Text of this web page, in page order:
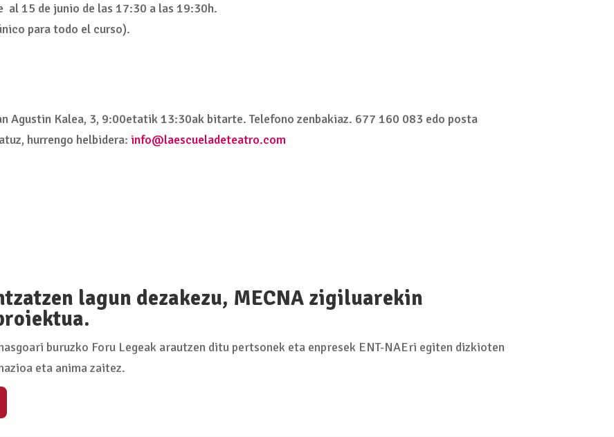
al 15 de junio de las 17:30 a las 19:30h.
para todo el curso).
Agustin Kalea, 3, 9:00etatik 13:30ak bitarte. Telefono zenbakiaz. 677 160 083 edo posta
hurrengo helbidera: info@laescueladeteatro.com
lagun dezakezu, MECNA zigiluarekin
buruzko Foru Legeak arautzen ditu pertsonek eta enpresek ENT-NAEri egiten dizkioten
eta anima zaitez.